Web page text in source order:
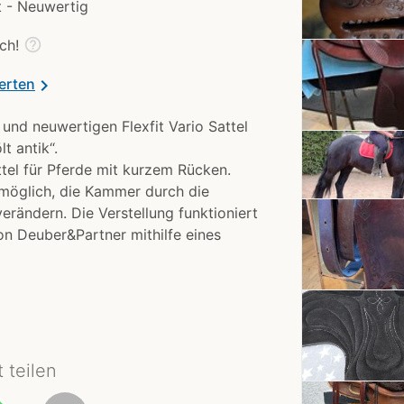
- Neuwertig
help_outline
chevron_right
neuwertigen Flexfit Vario Sattel
antik“.
für Pferde mit kurzem Rücken.
die Kammer durch die
Die Verstellung funktioniert
Deuber&Partner mithilfe eines
teilen